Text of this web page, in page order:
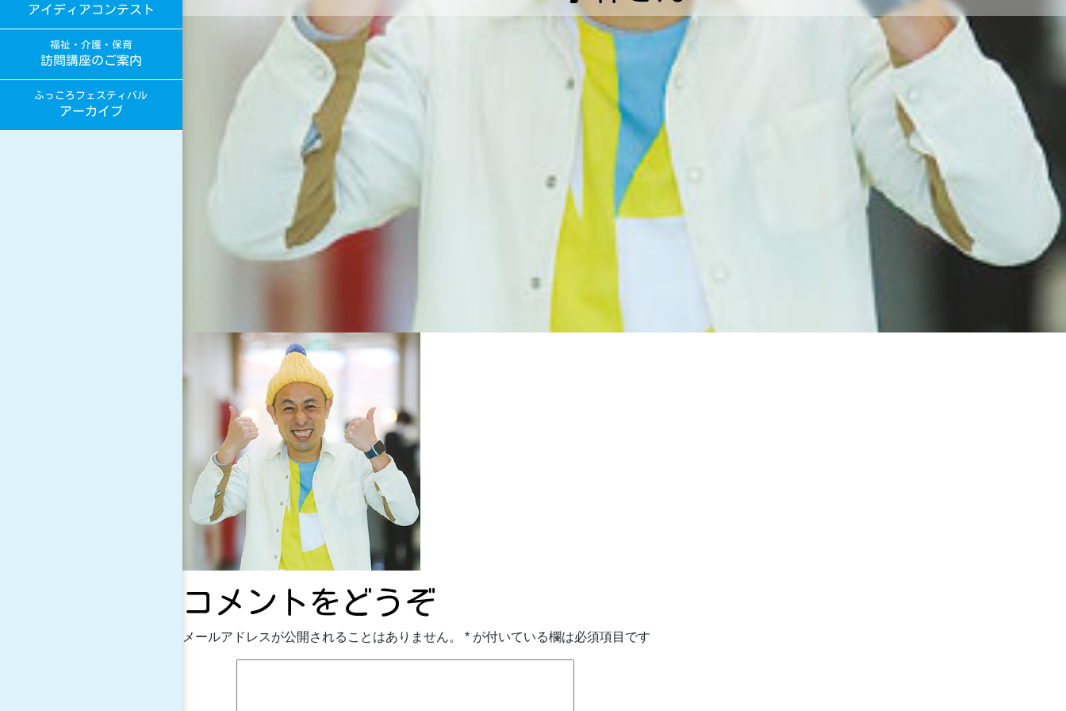
アイディアコンテスト
福祉・介護・保育
訪問講座のご案内
ふっころフェスティバル
アーカイブ
コメントをどうぞ
メールアドレスが公開されることはありません。 * が付いている欄は必須項目です